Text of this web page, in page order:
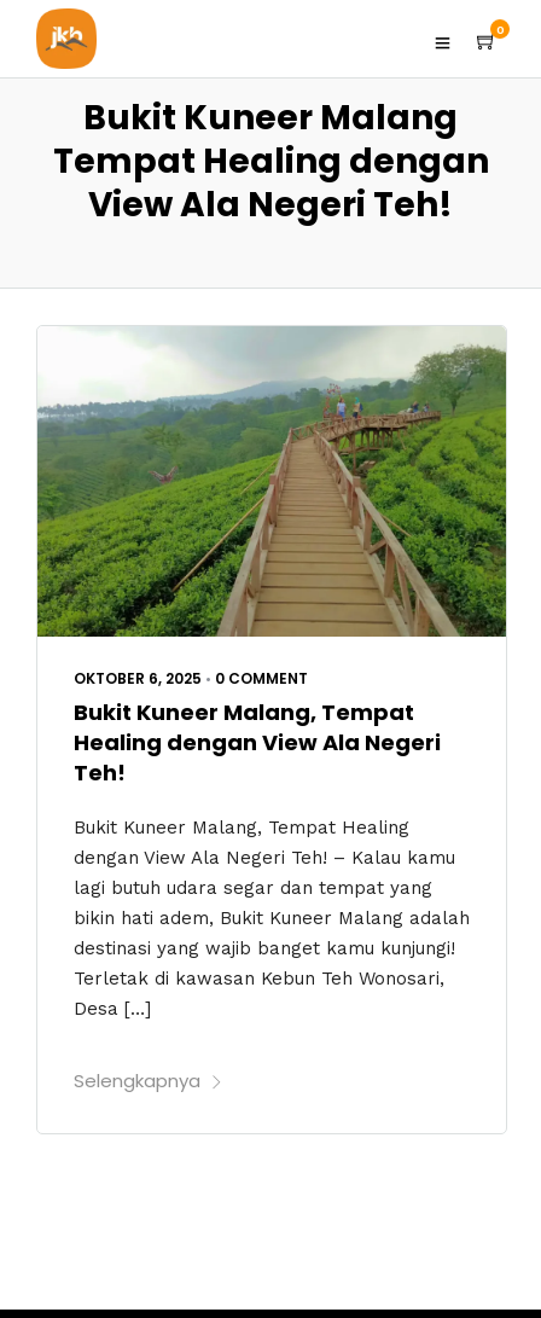
0
Bukit Kuneer Malang
Tempat Healing dengan
View Ala Negeri Teh!
OKTOBER 6, 2025 • 0 COMMENT
Bukit Kuneer Malang, Tempat
Healing dengan View Ala Negeri
Teh!
Bukit Kuneer Malang, Tempat Healing
dengan View Ala Negeri Teh! – Kalau kamu
lagi butuh udara segar dan tempat yang
bikin hati adem, Bukit Kuneer Malang adalah
destinasi yang wajib banget kamu kunjungi!
Terletak di kawasan Kebun Teh Wonosari,
Desa […]
Selengkapnya